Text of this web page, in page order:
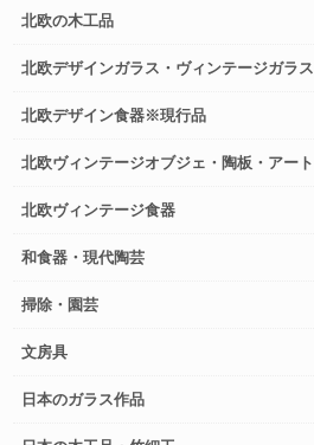
北欧の木工品
北欧デザインガラス・ヴィンテージガラス
北欧デザイン食器※現行品
北欧ヴィンテージオブジェ・陶板・アート
北欧ヴィンテージ食器
和食器・現代陶芸
掃除・園芸
文房具
日本のガラス作品